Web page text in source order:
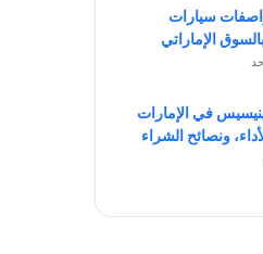
سيارات
الإماراتي
في الإمارات
ونصائح الشراء